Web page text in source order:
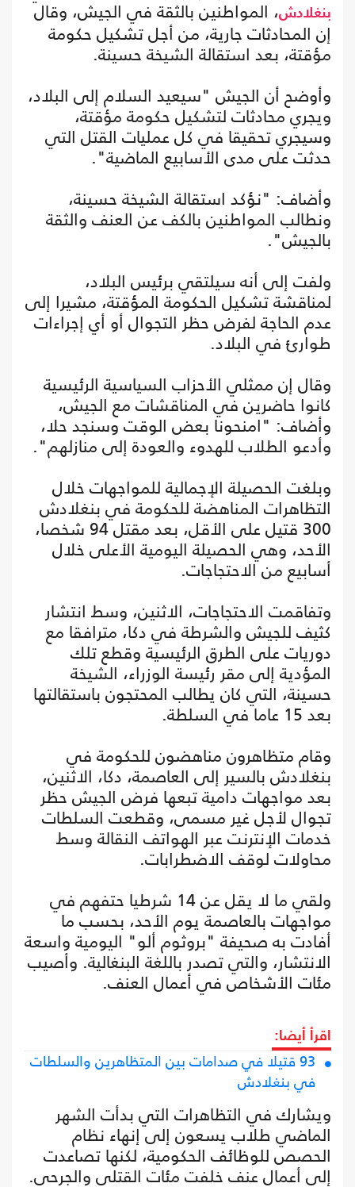
بنغلادش، المواطنين بالثقة في الجيش، وقال
إن المحادثات جارية، من أجل تشكيل حكومة
مؤقتة، بعد استقالة الشيخة حسينة.
وأوضح أن الجيش "سيعيد السلام إلى البلاد،
ويجري محادثات لتشكيل حكومة مؤقتة،
وسيجري تحقيقا في كل عمليات القتل التي
حدثت على مدى الأسابيع الماضية".
وأضاف: "نؤكد استقالة الشيخة حسينة،
ونطالب المواطنين بالكف عن العنف والثقة
بالجيش".
ولفت إلى أنه سيلتقي برئيس البلاد،
لمناقشة تشكيل الحكومة المؤقتة، مشيرا إلى
عدم الحاجة لفرض حظر التجوال أو أي إجراءات
طوارئ في البلاد.
وقال إن ممثلي الأحزاب السياسية الرئيسية
كانوا حاضرين في المناقشات مع الجيش،
وأضاف: "امنحونا بعض الوقت وسنجد حلا،
وأدعو الطلاب للهدوء والعودة إلى منازلهم".
وبلغت الحصيلة الإجمالية للمواجهات خلال
التظاهرات المناهضة للحكومة في بنغلادش
300 قتيل على الأقل، بعد مقتل 94 شخصا،
الأحد، وهي الحصيلة اليومية الأعلى خلال
أسابيع من الاحتجاجات.
وتفاقمت الاحتجاجات، الاثنين، وسط انتشار
كثيف للجيش والشرطة في دكا، مترافقا مع
دوريات على الطرق الرئيسية وقطع تلك
المؤدية إلى مقر رئيسة الوزراء، الشيخة
حسينة، التي كان يطالب المحتجون باستقالتها
بعد 15 عاما في السلطة.
وقام متظاهرون مناهضون للحكومة في
بنغلادش بالسير إلى العاصمة، دكا، الاثنين،
بعد مواجهات دامية تبعها فرض الجيش حظر
تجوال لأجل غير مسمى، وقطعت السلطات
خدمات الإنترنت عبر الهواتف النقالة وسط
محاولات لوقف الاضطرابات.
ولقي ما لا يقل عن 14 شرطيا حتفهم في
مواجهات بالعاصمة يوم الأحد، بحسب ما
أفادت به صحيفة "بروثوم ألو" اليومية واسعة
الانتشار، والتي تصدر باللغة البنغالية. وأصيب
مئات الأشخاص في أعمال العنف.
اقرأ أيضا:
93 قتيلا في صدامات بين المتظاهرين والسلطات
في بنغلادش
ويشارك في التظاهرات التي بدأت الشهر
الماضي طلاب يسعون إلى إنهاء نظام
الحصص للوظائف الحكومية، لكنها تصاعدت
إلى أعمال عنف خلفت مئات القتلى والجرحى.